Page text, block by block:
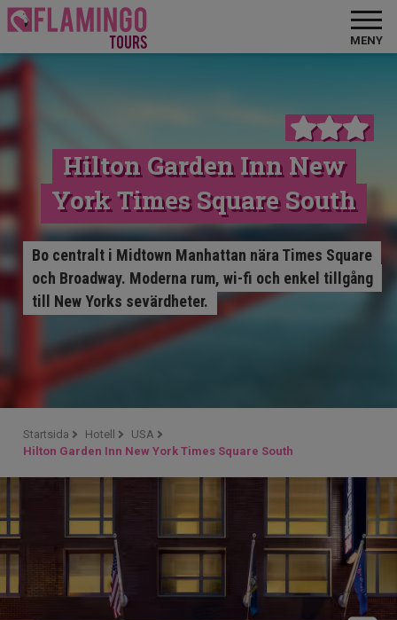
MENY
Hilton Garden Inn New
York Times Square South
Bo centralt i Midtown Manhattan nära Times Square
och Broadway. Moderna rum, wi-fi och enkel tillgång
till New Yorks sevärdheter.
Startsida Hotell
USA
Hilton Garden Inn New York Times Square South